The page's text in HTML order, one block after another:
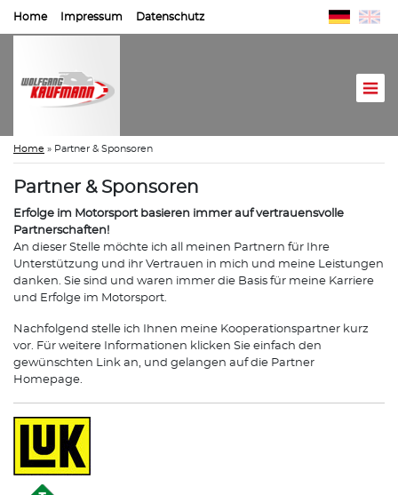
Home Impressum Datenschutz
Home » Partner & Sponsoren
Partner & Sponsoren
Erfolge im Motorsport basieren immer auf vertrauensvolle
Partnerschaften!
An dieser Stelle möchte ich all meinen Partnern für Ihre
Unterstützung und ihr Vertrauen in mich und meine Leistungen
danken. Sie sind und waren immer die Basis für meine Karriere
und Erfolge im Motorsport.
Nachfolgend stelle ich Ihnen meine Kooperationspartner kurz
vor. Für weitere Informationen klicken Sie einfach den
gewünschten Link an, und gelangen auf die Partner
Homepage.